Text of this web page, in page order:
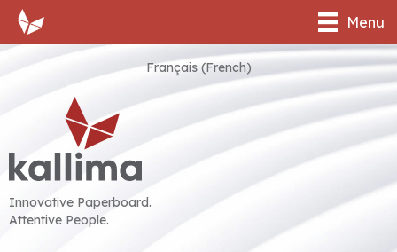
Menu
Français(French)
Innovative Paperboard.
Attentive People.